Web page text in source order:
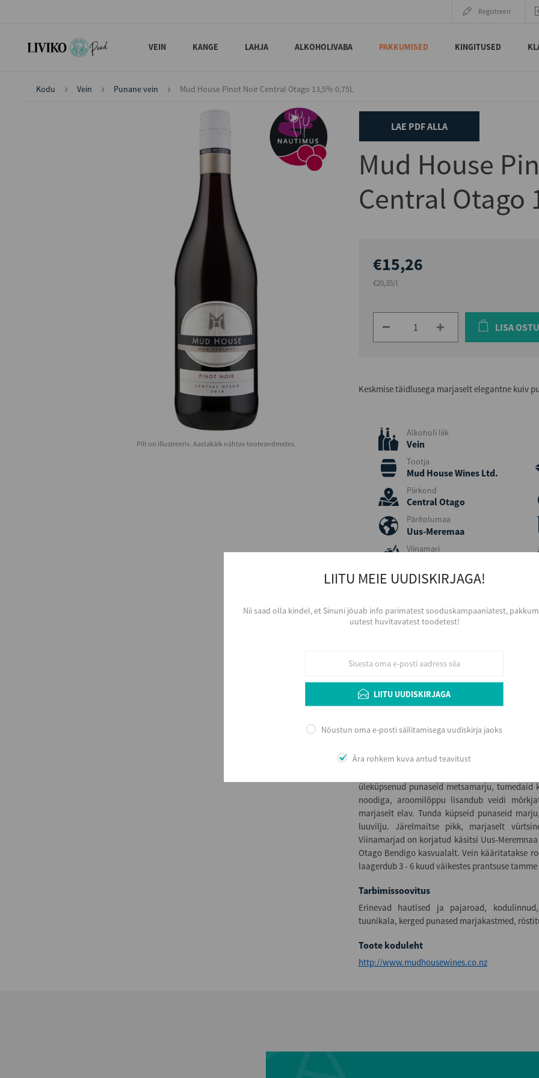
Registreeri
VEIN KANGE LAHJA ALKOHOLIVABA PAKKUMISED KINGITUSED
Kodu Vein Punane vein Mud House Pinot Noir Central Otago 13,5% 0,75L
Pilt on illustreeriv. Aastakäik nähtav tooteandmetes.
LAE PDF ALLA
Mud House
Central Otago
€15,26
€20,35/l
LISA
Keskmise täidlusega marjaselt elegantne kuiv
Alkoholi liik
Vein
Tootja
Mud House Wines Ltd.
Piirkond
Central Otago
Päritolumaa
Uus-Meremaa
Viinamari
Aastakäik
Värvus
Punane
Kergelt jahutatuna, 15 - 17 ºC, avara
Arengupotentsiaal veinikeldris 3 - 6 aastat
soovitav dekanteerida.
Lisainfo
1996. aastal Uus-Meremaal, Marlborough
omab mitmeid veiniaedu erinevates Uus-
piirkondades. Värvilt kahvatu
üleküpsenud punaseid metsamarju,
noodiga, aroomilõppu lisandub veidi
marjaselt elav. Tunda küpseid punaseid
luuvilju. Järelmaitse pikk, marjaselt
Viinamarjad on korjatud käsitsi Uus-
Otago Bendigo kasvualalt. Vein kääritatakse
laagerdub 3 - 6 kuud väikestes prantsuse
Tarbimissoovitus
Erinevad hautised ja pajaroad,
tuunikala, kerged punased marjakastmed,
Toote koduleht
http://www.mudhousewines.co.nz
LIITU MEIE UUDISKIRJAGA!
Nii saad olla kindel, et Sinuni jõuab info parimatest sooduskampaaniatest,
uutest huvitavatest toodetest!
LIITU UUDISKIRJAGA
Nõustun oma e-posti säilitamisega uudiskirja jaoks
Ära rohkem kuva antud teavitust